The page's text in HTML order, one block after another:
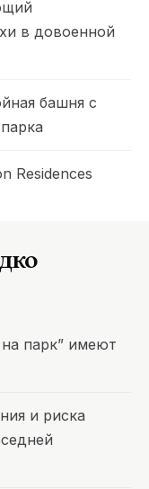
в довоенной
башня с
Residences
парк” имеют
и риска